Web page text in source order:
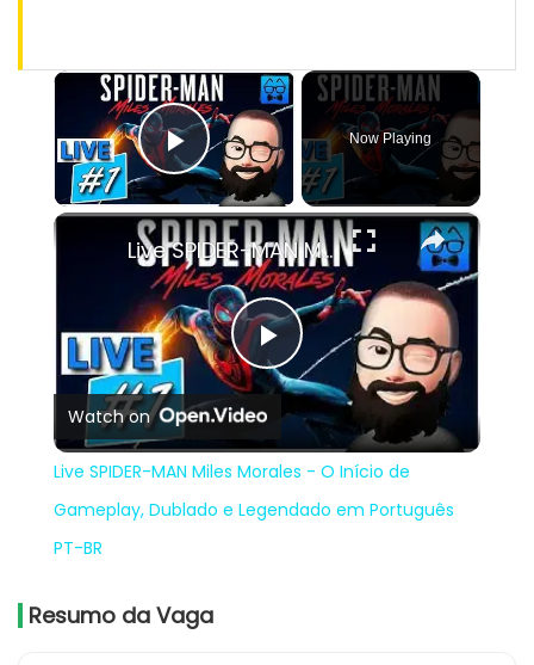
×
Play Video
Now Playing
×
Play
Video
Live SPIDER-MAN Miles Morales - O Início de Gameplay, Dublado e Legendado em Português PT-BR
Watch on
Live SPIDER-MAN Miles Morales - O Início de
Gameplay, Dublado e Legendado em Português
PT-BR
Resumo da Vaga